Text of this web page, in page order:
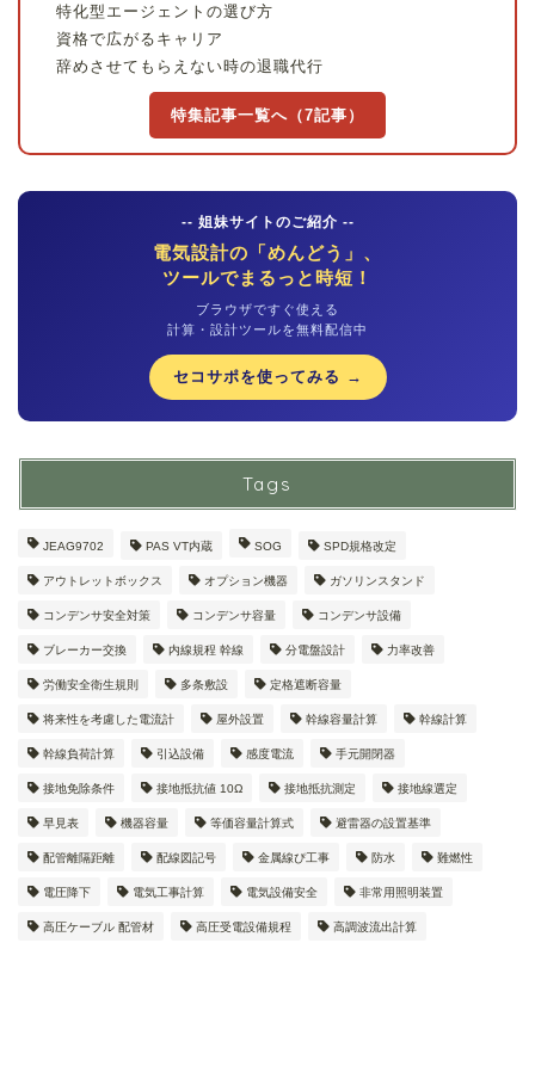
特化型エージェントの選び方
資格で広がるキャリア
辞めさせてもらえない時の退職代行
特集記事一覧へ（7記事）
-- 姐妹サイトのご紹介 --
電気設計の「めんどう」、
ツールでまるっと時短！
ブラウザですぐ使える
計算・設計ツールを無料配信中
セコサポを使ってみる →
Tags
JEAG9702 PAS VT内蔵 SOG SPD規格改定
アウトレットボックス オプション機器 ガソリンスタンド
コンデンサ安全対策 コンデンサ容量 コンデンサ設備
ブレーカー交換 内線規程 幹線 分電盤設計 力率改善
労働安全衛生規則 多条敷設 定格遮断容量
将来性を考慮した電流計 屋外設置 幹線容量計算 幹線計算
幹線負荷計算 引込設備 感度電流 手元開閉器
接地免除条件 接地抵抗値 10Ω 接地抵抗測定 接地線選定
早見表 機器容量 等価容量計算式 避雷器の設置基準
配管離隔距離 配線図記号 金属線ぴ工事 防水 難燃性
電圧降下 電気工事計算 電気設備安全 非常用照明装置
高圧ケーブル 配管材 高圧受電設備規程 高調波流出計算